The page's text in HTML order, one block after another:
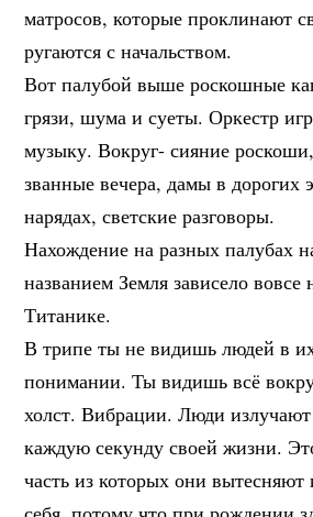
матросов, которые проклинают
ругаются с начальством.
Вот палубой выше роскошные
грязи, шума и суеты. Оркестр
музыку. Вокруг- сияние
званные вечера, дамы в дорогих
нарядах, светские разговоры.
Нахождение на разных палубах
названием Земля зависело вовсе
Титанике.
В трипе ты не видишь людей в
понимании. Ты видишь всё
холст. Вибрации. Люди
каждую секунду своей жизни.
часть из которых они вытесняют